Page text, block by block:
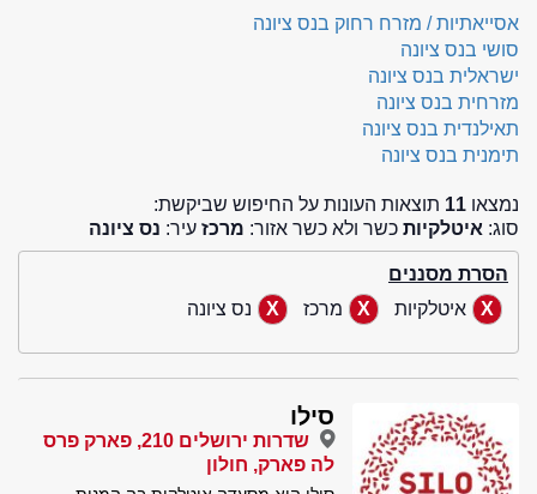
אסייאתיות / מזרח רחוק בנס ציונה
סושי בנס ציונה
ישראלית בנס ציונה
מזרחית בנס ציונה
תאילנדית בנס ציונה
תימנית בנס ציונה
נמצאו 11 תוצאות העונות על החיפוש שביקשת:
סוג: איטלקיות כשר ולא כשר אזור: מרכז עיר: נס ציונה
הסרת מסננים
איטלקיות
מרכז נס ציונה
סילו
שדרות ירושלים 210, פארק פרס
לה פארק, חולון